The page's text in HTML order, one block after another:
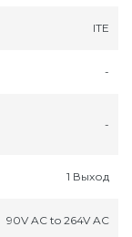
ITE
-
-
1 Выход
90V AC to 264V AC